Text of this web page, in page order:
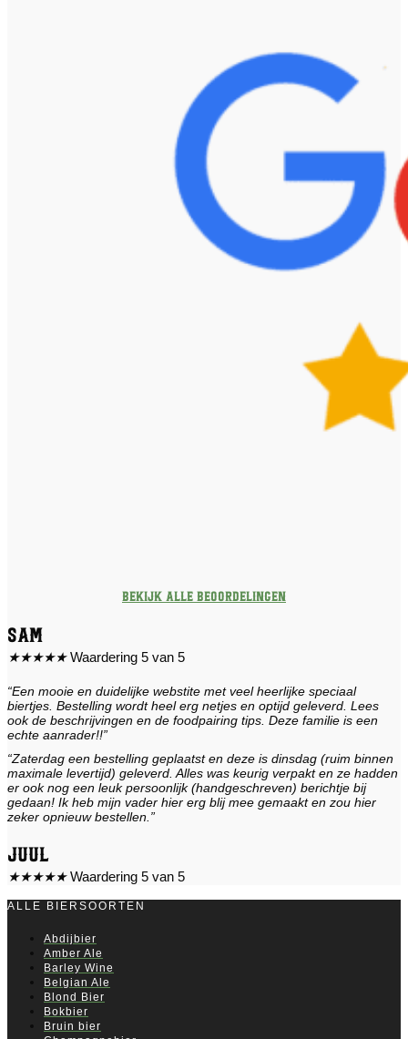
Bekijk alle beoordelingen
Sam
★★★★★ Waardering 5 van 5
“Een mooie en duidelijke webstite met veel heerlijke speciaal
biertjes. Bestelling wordt heel erg netjes en optijd geleverd. Lees
ook de beschrijvingen en de foodpairing tips. Deze familie is een
echte aanrader!!”
“Zaterdag een bestelling geplaatst en deze is dinsdag (ruim binnen
maximale levertijd) geleverd. Alles was keurig verpakt en ze hadden
er ook nog een leuk persoonlijk (handgeschreven) berichtje bij
gedaan! Ik heb mijn vader hier erg blij mee gemaakt en zou hier
zeker opnieuw bestellen.”
Juul
★★★★★ Waardering 5 van 5
ALLE BIERSOORTEN
Abdijbier
Amber Ale
Barley Wine
Belgian Ale
Blond Bier
Bokbier
Bruin bier